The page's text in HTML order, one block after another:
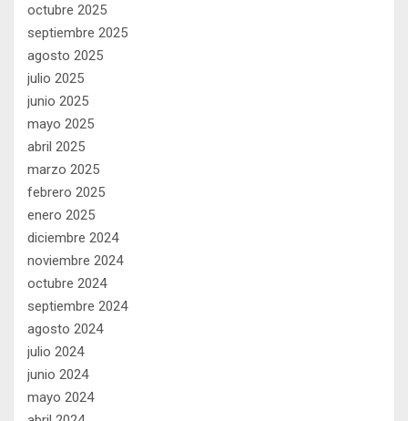
octubre 2025
septiembre 2025
agosto 2025
julio 2025
junio 2025
mayo 2025
abril 2025
marzo 2025
febrero 2025
enero 2025
diciembre 2024
noviembre 2024
octubre 2024
septiembre 2024
agosto 2024
julio 2024
junio 2024
mayo 2024